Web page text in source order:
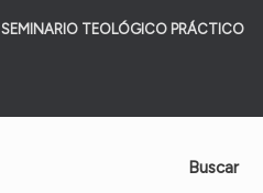
SEMINARIO TEOLÓGICO PRÁCTICO
Buscar